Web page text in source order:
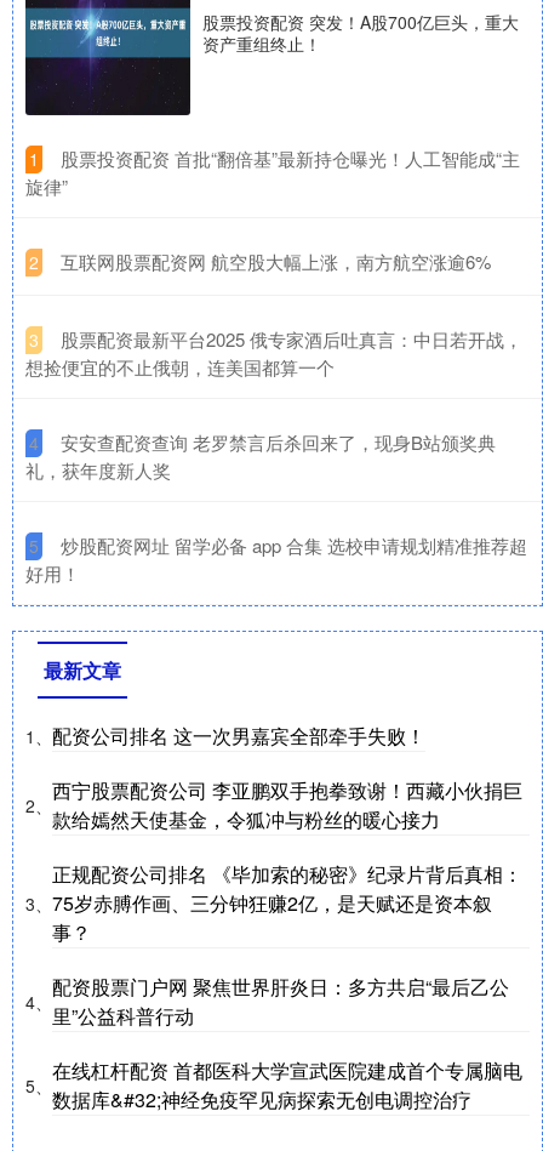
股票投资配资 突发！A股700亿巨头，重大
资产重组终止！
1
​股票投资配资 首批“翻倍基”最新持仓曝光！人工智能成“主
旋律”
2 ​互联网股票配资网 航空股大幅上涨，南方航空涨逾6%
3
​股票配资最新平台2025 俄专家酒后吐真言：中日若开战，
想捡便宜的不止俄朝，连美国都算一个
4
​安安查配资查询 老罗禁言后杀回来了，现身B站颁奖典
礼，获年度新人奖
5
​炒股配资网址 留学必备 app 合集 选校申请规划精准推荐超
好用！
最新文章
1、 配资公司排名 这一次男嘉宾全部牵手失败！
2、
西宁股票配资公司 李亚鹏双手抱拳致谢！西藏小伙捐巨
款给嫣然天使基金，令狐冲与粉丝的暖心接力
3、
正规配资公司排名 《毕加索的秘密》纪录片背后真相：
75岁赤膊作画、三分钟狂赚2亿，是天赋还是资本叙
事？
4、
配资股票门户网 聚焦世界肝炎日：多方共启“最后乙公
里”公益科普行动
5、
在线杠杆配资 首都医科大学宣武医院建成首个专属脑电
数据库&#32;神经免疫罕见病探索无创电调控治疗